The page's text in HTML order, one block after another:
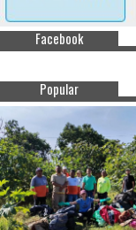
Facebook
Popular